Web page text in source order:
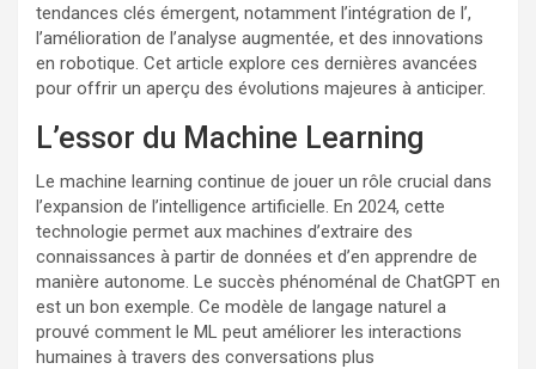
tendances clés émergent, notamment l’intégration de l’,
l’amélioration de l’analyse augmentée, et des innovations
en robotique. Cet article explore ces dernières avancées
pour offrir un aperçu des évolutions majeures à anticiper.
L’essor du Machine Learning
Le machine learning continue de jouer un rôle crucial dans
l’expansion de l’intelligence artificielle. En 2024, cette
technologie permet aux machines d’extraire des
connaissances à partir de données et d’en apprendre de
manière autonome. Le succès phénoménal de ChatGPT en
est un bon exemple. Ce modèle de langage naturel a
prouvé comment le ML peut améliorer les interactions
humaines à travers des conversations plus